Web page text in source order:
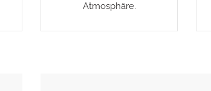
mit besonderer